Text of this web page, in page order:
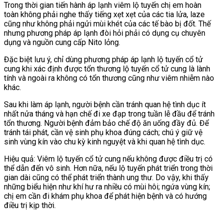
Trong thời gian tiến hành áp lạnh viêm lộ tuyến chị em hoàn
toàn không phải nghe thấy tiếng xẹt xẹt của các tia lửa, laze
cũng như không phải ngửi mùi khét của các tế bào bị đốt. Thế
nhưng phương pháp áp lạnh đòi hỏi phải có dụng cụ chuyên
dụng và nguồn cung cấp Nito lỏng.
Đặc biệt lưu ý, chỉ dùng phương pháp áp lạnh lộ tuyến cổ tử
cung khi xác định được tổn thương lộ tuyến cổ tử cung là lành
tính và ngoài ra không có tổn thương cũng như viêm nhiễm nào
khác.
Sau khi làm áp lạnh, người bệnh cần tránh quan hệ tình dục ít
nhất nửa tháng và hạn chế đi xe đạp trong tuần lễ đầu để tránh
tổn thương. Người bệnh đảm bảo chế độ ăn uống đầy đủ. Để
tránh tái phát, cần vệ sinh phụ khoa đúng cách; chú ý giữ vệ
sinh vùng kín vào chu kỳ kinh nguyệt và khi quan hệ tình dục.
Hiệu quả: Viêm lộ tuyến cổ tử cung nếu không được điều trị có
thể dẫn đến vô sinh. Hơn nữa, nếu lộ tuyến phát triển trong thời
gian dài cũng có thể phát triển thành ung thư. Do vậy, khi thấy
những biểu hiện như khí hư ra nhiều có mùi hôi; ngứa vùng kín;
chị em cần đi khám phụ khoa để phát hiện bệnh và có hướng
điều trị kịp thời.